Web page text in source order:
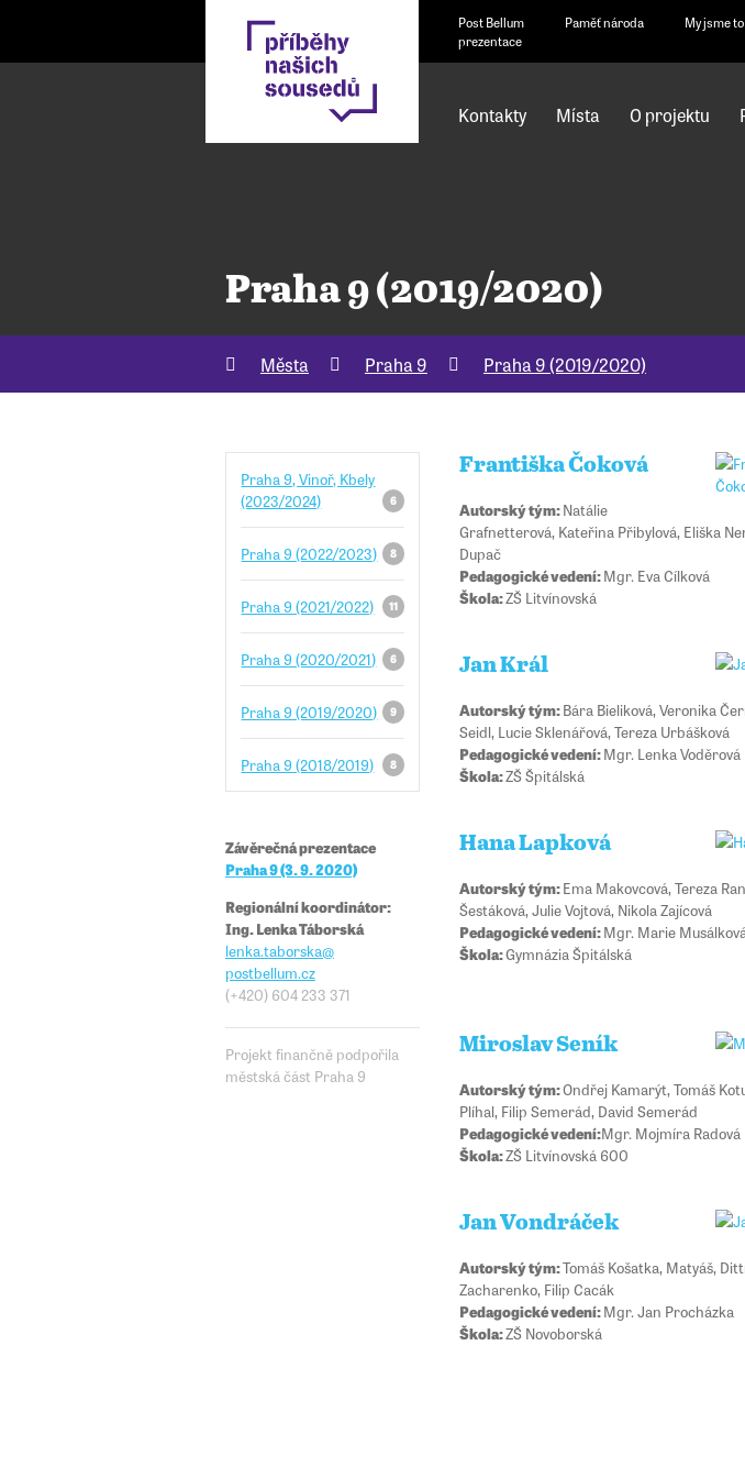
Post Bellum Paměť národa My jsme
prezentace
Kontakty Místa O projektu
Praha 9 (2019/2020)
Města Praha 9 Praha 9 (2019/2020)
Praha 9, Vinoř, Kbely
(2023/2024)
6
Praha 9 (2022/2023) 8
Praha 9 (2021/2022) 11
Praha 9 (2020/2021) 6
Praha 9 (2019/2020) 9
Praha 9 (2018/2019) 8
Závěrečná prezentace
Praha 9 (3. 9. 2020)
Regionální koordinátor:
Ing. Lenka Táborská
lenka.taborska@​​
postbellum.cz
(+420) 604 233 371
Projekt finančně podpořila
městská část Praha 9
Františka Čoková
Autorský tým:Natálie
Grafnetterová, Kateřina Přibylová, Eliška
Dupač
Pedagogické vedení:Mgr. Eva Cílková
Škola:ZŠ Litvínovská
Jan Král
Autorský tým:Bára Bieliková, Veronika
Seidl, Lucie Sklenářová, Tereza Urbášková
Pedagogické vedení:Mgr. Lenka Voděrová
Škola:ZŠ Špitálská
Hana Lapková
Autorský tým:Ema Makovcová, Tereza
Šestáková, Julie Vojtová, Nikola Zajícová
Pedagogické vedení:Mgr. Marie
Škola:Gymnázia Špitálská
Miroslav Seník
Autorský tým:Ondřej Kamarýt, Tomáš
Plíhal, Filip Semerád, David Semerád
Pedagogické vedení:Mgr. Mojmíra Radová
Škola:ZŠ Litvínovská 600
Jan Vondráček
Autorský tým:Tomáš Košatka, Matyáš,
Zacharenko, Filip Cacák
Pedagogické vedení:Mgr. Jan Procházka
Škola:ZŠ Novoborská